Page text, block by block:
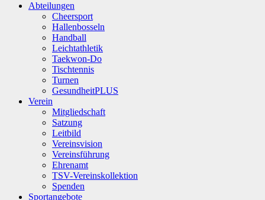
SuchenAbteilungen
Cheersport
Hallenbosseln
Handball
Leichtathletik
Taekwon-Do
Tischtennis
Turnen
GesundheitPLUS
Verein
Mitgliedschaft
Satzung
Leitbild
Vereinsvision
Vereinsführung
Ehrenamt
TSV-Vereinskollektion
Spenden
Sportangebote